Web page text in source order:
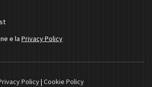
e la Privacy Policy
Policy| Cookie Policy